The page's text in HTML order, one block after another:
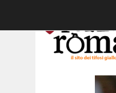
contenuto